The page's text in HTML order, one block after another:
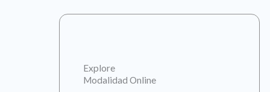
Explore
Modalidad Online